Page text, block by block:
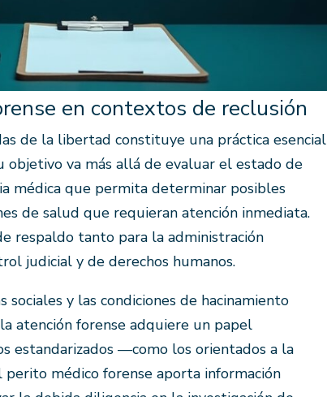
en contextos de reclusión
de la libertad constituye una práctica esencial
va más allá de evaluar el estado de
médica que permita determinar posibles
de salud que requieran atención inmediata.
respaldo tanto para la administración
judicial y de derechos humanos.
y las condiciones de hacinamiento
atención forense adquiere un papel
estandarizados —como los orientados a la
médico forense aporta información